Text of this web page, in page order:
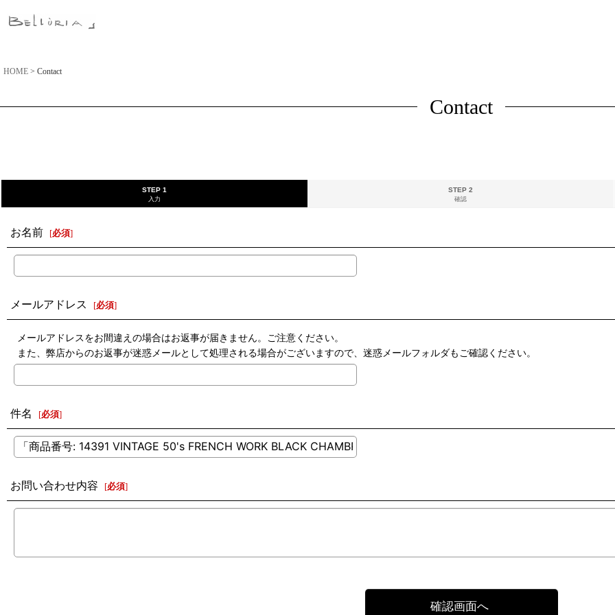
HOME > Contact
Contact
STEP 1
入力
STEP 2
確認
お名前 [必須]
メールアドレス [必須]
メールアドレスをお間違えの場合はお返事が届きません。ご注意ください。
また、弊店からのお返事が迷惑メールとして処理される場合がございますので、迷惑メールフォルダもご確認ください。
件名 [必須]
お問い合わせ内容 [必須]
確認画面へ